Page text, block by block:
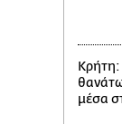
Κρήτη:
μέσα